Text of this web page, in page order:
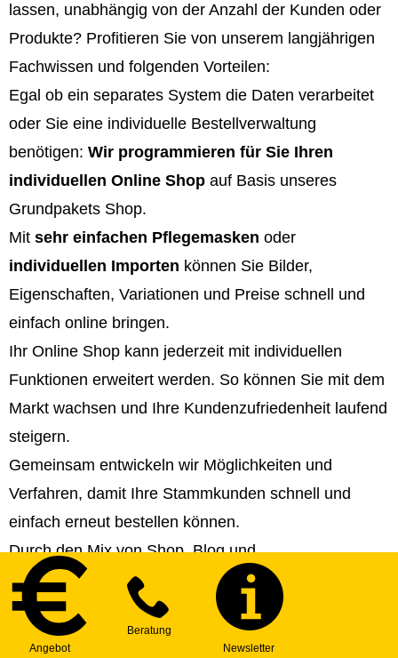
lassen, unabhängig von der Anzahl der Kunden oder
Produkte? Profitieren Sie von unserem langjährigen
Fachwissen und folgenden Vorteilen:
Egal ob ein separates System die Daten verarbeitet
oder Sie eine individuelle Bestellverwaltung
benötigen: Wir programmieren für Sie Ihren
individuellen Online Shop auf Basis unseres
Grundpakets Shop.
Mit sehr einfachen Pflegemasken oder
individuellen Importen können Sie Bilder,
Eigenschaften, Variationen und Preise schnell und
einfach online bringen.
Ihr Online Shop kann jederzeit mit individuellen
Funktionen erweitert werden. So können Sie mit dem
Markt wachsen und Ihre Kundenzufriedenheit laufend
steigern.
Gemeinsam entwickeln wir Möglichkeiten und
Verfahren, damit Ihre Stammkunden schnell und
einfach erneut bestellen können.
Durch den Mix von Shop, Blog und
Informationsseiten können Sie Ihren Online Shop
perfekt an die Marktanforderungen anpassen und ein
Top-Ranking erreichen. Wir helfen Ihnen bei der